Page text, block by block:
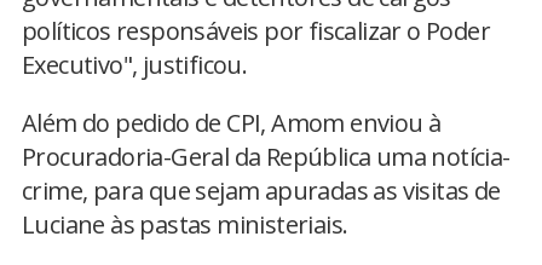
políticos responsáveis por fiscalizar o Poder
Executivo", justificou.
Além do pedido de CPI, Amom enviou à
Procuradoria-Geral da República uma notícia-
crime, para que sejam apuradas as visitas de
Luciane às pastas ministeriais.